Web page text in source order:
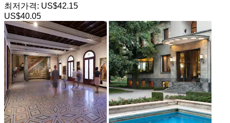
최저가격: US$42.15
US$40.05